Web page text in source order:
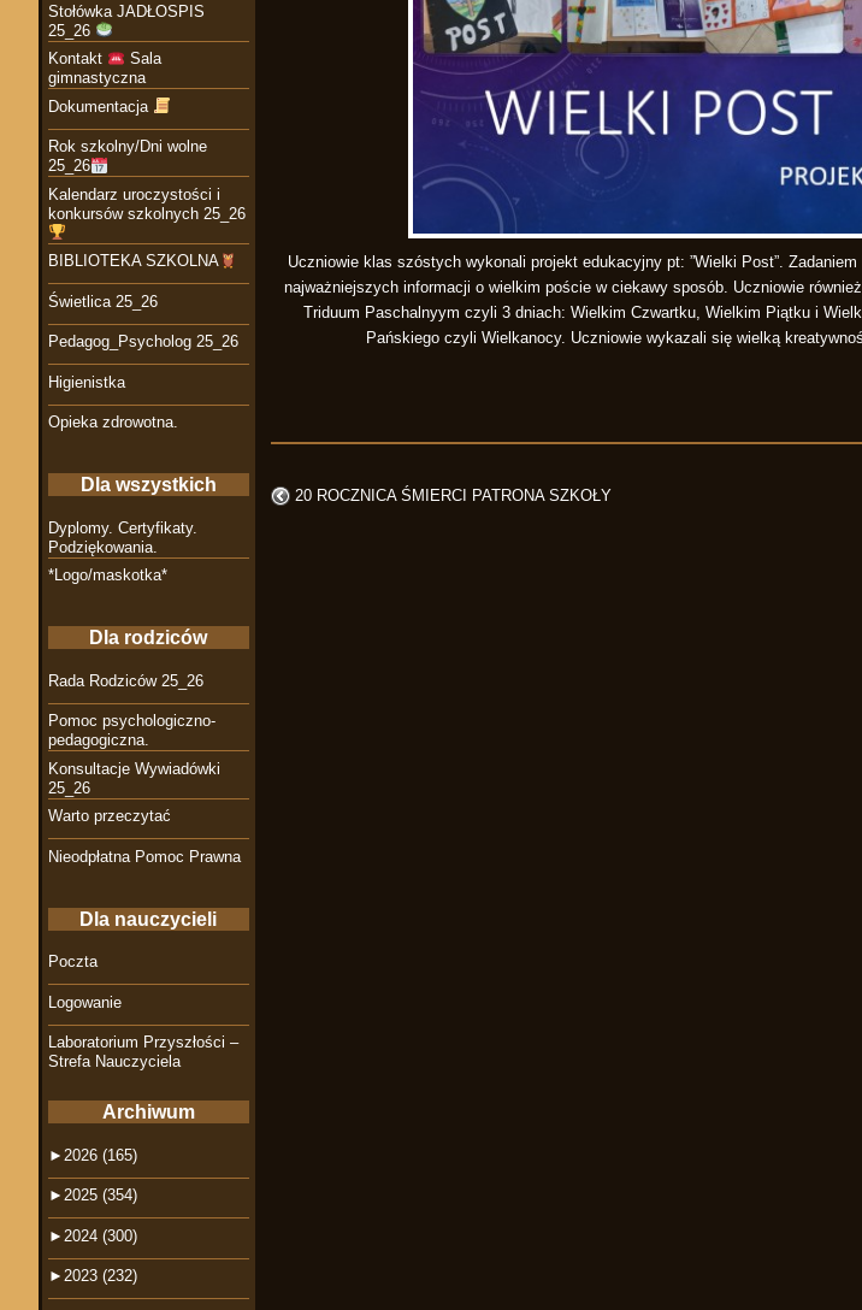
Uczniowie klas szóstych wykonali projekt edukacyjny pt: ”Wielki Post”.
najważniejszych informacji o wielkim poście w ciekawy sposób. Uczniowie
Triduum Paschalnyym czyli 3 dniach: Wielkim Czwartku, Wielkim Piątku i
Pańskiego czyli Wielkanocy. Uczniowie wykazali się wielką
20 ROCZNICA ŚMIERCI PATRONA SZKOŁY
Stołówka JADŁOSPIS
25_26
Kontakt
Sala
gimnastyczna
Dokumentacja
Rok szkolny/Dni wolne
25_26
Kalendarz uroczystości i
konkursów szkolnych 25_26
BIBLIOTEKA SZKOLNA
Świetlica 25_26
Pedagog_Psycholog 25_26
Higienistka
Opieka zdrowotna.
Dla wszystkich
Dyplomy. Certyfikaty.
Podziękowania.
*Logo/maskotka*
Dla rodziców
Rada Rodziców 25_26
Pomoc psychologiczno-
pedagogiczna.
Konsultacje Wywiadówki
25_26
Warto przeczytać
Nieodpłatna Pomoc Prawna
Dla nauczycieli
Poczta
Logowanie
Laboratorium Przyszłości –
Strefa Nauczyciela
Archiwum
► 2026 (165)
► 2025 (354)
► 2024 (300)
► 2023 (232)